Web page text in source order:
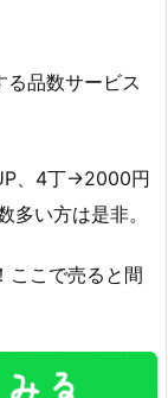
品数サービス
、4丁→2000円
多い方は是非。
ここで売ると間